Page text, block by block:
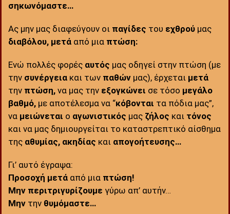
σηκωνόμαστε…
Ας μην μας διαφεύγουν οι παγίδες του εχθρού μας
διαβόλου, μετά από μια πτώση:
Ενώ πολλές φορές αυτός μας οδηγεί στην πτώση (με
την συνέργεια και των παθών μας), έρχεται μετά
την πτώση, να μας την εξογκώνει σε τόσο μεγάλο
βαθμό, με αποτέλεσμα να “κόβονται τα πόδια μας”,
να μειώνεται ο αγωνιστικός μας ζήλος και τόνος
και να μας δημιουργείται το καταστρεπτικό αίσθημα
της αθυμίας, ακηδίας και απογοήτευσης…
Γι’ αυτό έγραψα:
Προσοχή μετά από μια πτώση!
Μην περιτριγυρίζουμε γύρω απ’ αυτήν…
Μην την θυμόμαστε…